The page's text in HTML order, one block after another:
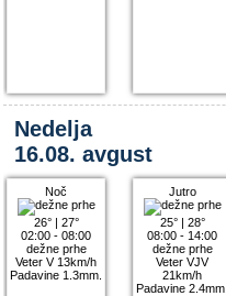
Nedelja
16.08. avgust
Noč
26°| 27°
02:00 - 08:00
dežne prhe
Veter V 13km/h
Padavine 1.3mm.
Jutro
25°| 28°
08:00 - 14:00
dežne prhe
Veter VJV
21km/h
Padavine 2.4mm.